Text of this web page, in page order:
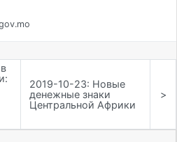
2019-10-23: Новые
денежные знаки
Центральной Африки
>